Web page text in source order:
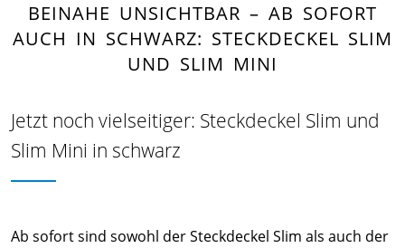
BEINAHE UNSICHTBAR – AB SOFORT
AUCH IN SCHWARZ: STECKDECKEL SLIM
UND SLIM MINI
Jetzt noch vielseitiger: Steckdeckel Slim und
Slim Mini in schwarz
Ab sofort sind sowohl der Steckdeckel Slim als auch der